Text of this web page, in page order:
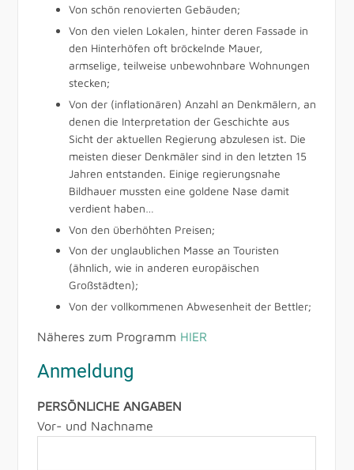
Von schön renovierten Gebäuden;
Von den vielen Lokalen, hinter deren Fassade in
den Hinterhöfen oft bröckelnde Mauer,
armselige, teilweise unbewohnbare Wohnungen
stecken;
Von der (inflationären) Anzahl an Denkmälern, an
denen die Interpretation der Geschichte aus
Sicht der aktuellen Regierung abzulesen ist. Die
meisten dieser Denkmäler sind in den letzten 15
Jahren entstanden. Einige regierungsnahe
Bildhauer mussten eine goldene Nase damit
verdient haben…
Von den überhöhten Preisen;
Von der unglaublichen Masse an Touristen
(ähnlich, wie in anderen europäischen
Großstädten);
Von der vollkommenen Abwesenheit der Bettler;
Näheres zum Programm HIER
Anmeldung
PERSÖNLICHE ANGABEN
Vor- und Nachname